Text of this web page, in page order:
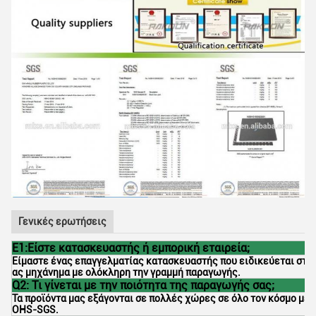
Γενικές ερωτήσεις
Ε1:Είστε κατασκευαστής ή εμπορική εταιρεία;
Είμαστε ένας επαγγελματίας κατασκευαστής που ειδικεύεται
ας μηχάνημα με ολόκληρη την γραμμή παραγωγής.
Q2: Τι γίνεται με την ποιότητα της παραγωγής σας;
Τα προϊόντα μας εξάγονται σε πολλές χώρες σε όλο τον κόσμο με
OHS-SGS.